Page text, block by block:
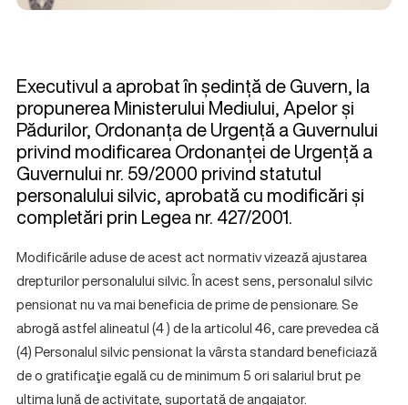
Executivul a aprobat în ședință de Guvern, la
propunerea Ministerului Mediului, Apelor și
Pădurilor, Ordonanța de Urgență a Guvernului
privind modificarea Ordonanței de Urgență a
Guvernului nr. 59/2000 privind statutul
personalului silvic, aprobată cu modificări și
completări prin Legea nr. 427/2001.
Modificările aduse de acest act normativ vizează ajustarea
drepturilor personalului silvic. În acest sens, personalul silvic
pensionat nu va mai beneficia de prime de pensionare. Se
abrogă astfel alineatul (4 ) de la articolul 46, care prevedea că
(4) Personalul silvic pensionat la vârsta standard beneficiază
de o gratificaţie egală cu de minimum 5 ori salariul brut pe
ultima lună de activitate, suportată de angajator.